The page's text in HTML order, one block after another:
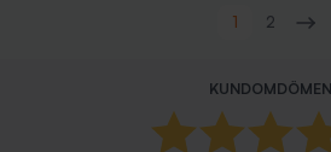
1
2
KUNDOMDÖMEN